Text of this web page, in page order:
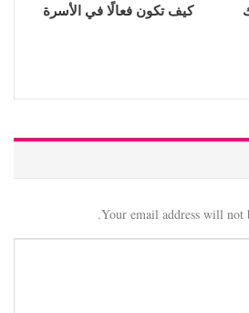
كيف تكون فعالًا في الأسرة
Your email address will not